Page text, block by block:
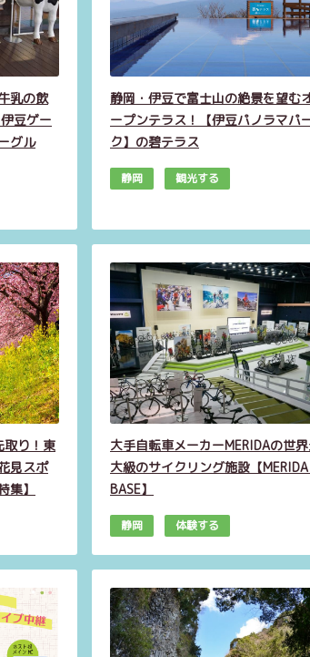
乳の飲
豆ゲー
グル
静岡・伊豆で富士山の絶景を望む
ープンテラス！【伊豆パノラマパ
ク】の碧テラス
静岡 観光する
り！東
見スポ
集】
大手自転車メーカーMERIDAの世
大級のサイクリング施設【
BASE】
静岡 体験する